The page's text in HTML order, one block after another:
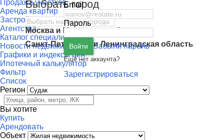
Продажа участков
Аренда квартир
Застройщики
Агентства
Каталог специалистов
Новости недвижимости
Графики и индексы цен
Ипотечный калькулятор
Выбрать город
Москва и Московская область
Санкт-Петербург
иЛенинградская область
Email
Пароль
Войти Забыли пароль
Ещё нет аккаунта?
Зарегистрироваться
Фильтр
Список
Регион
Вы хотите
Купить
Арендовать
Объект